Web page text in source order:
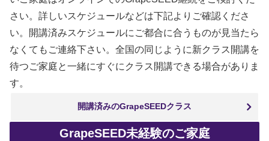
さい。詳しいスケジュールなどは下記よりご確認くださ
い。開講済みスケジュールにご都合に合うものが見当たら
なくてもご連絡下さい。全国の同じように新クラス開講を
待つご家庭と一緒にすぐにクラス開講できる場合がありま
す。
開講済みのGrapeSEEDクラス
GrapeSEED未経験のご家庭